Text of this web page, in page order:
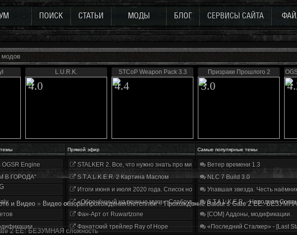
ПОИСК СТАТЬИ МОДЫ БЛОГ СЕРВИСЫ САЙТА
модов
L.U.R.K.
4.0
STCoP Weapon Pack 3.3
4.4
Призраки Прошлого 2
3.0
Прямой эфир Самые популярные темы
Engine
В ГОРОДА"
STALKER 2. Все, что нужно знать про мир, геймплей и сюжет | Разбор
S.T.A.L.K.E.R. 2 Картина Маслом
Итоги июня и июля 2020 года. Список нововведений
«Обречённый на вечные муки». Слабоумие и отвага
Фан-Арт от Ruwartzone
Фанатский трейлер Ray of Hope
Ветер времени 1.3
NLC 7 Build 3.0
Упавшая звезда. Честь
S.T.A.L.K.E.R. - Народная
[COM] Аддоны, модификации.
«Последний Сталкер» - [Last
и Видео » Видео обзоры\прохождения\летсплеи » Прохождение Baldur’s Gate 2 EE:
2 EE: БЕЗУМНАЯ сложность